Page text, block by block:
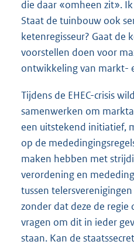
die daar «omheen zit».
Staat de tuinbouw ook
ketenregisseur? Gaat de
voorstellen doen voor
ontwikkeling van markt-
Tijdens de EHEC-crisis
samenwerken om
een uitstekend initiatief,
op de
maken hebben met
verordening en
tussen
zonder dat deze de
vragen om dit in ieder
staan. Kan de